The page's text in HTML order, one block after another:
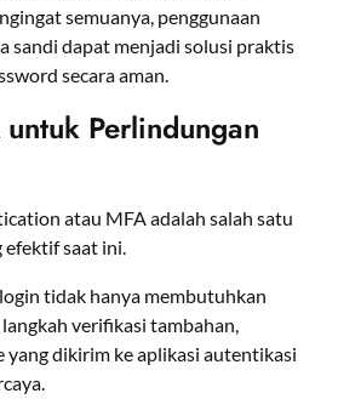
semuanya, penggunaan
sandi dapat menjadi solusi praktis
secara aman.
Perlindungan
atau MFA adalah salah satu
efektif saat ini.
tidak hanya membutuhkan
verifikasi tambahan,
yang dikirim ke aplikasi autentikasi